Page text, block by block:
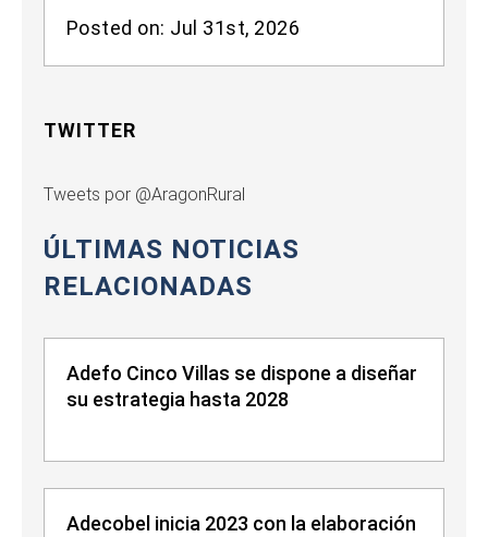
Posted on: Jul 31st, 2026
TWITTER
Tweets por @AragonRural
ÚLTIMAS NOTICIAS
RELACIONADAS
Adefo Cinco Villas se dispone a diseñar
su estrategia hasta 2028
Adecobel inicia 2023 con la elaboración